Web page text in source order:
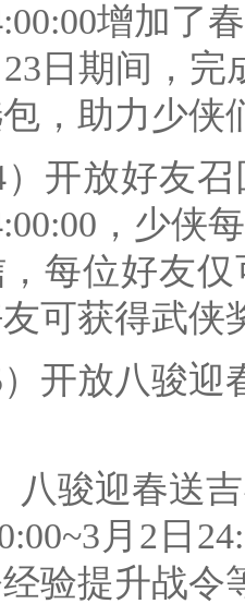
增加了
23日期间，
，助力少侠
放好友召
，少侠
每位好友
可获得武侠
放八骏迎
骏迎春送吉
月2日
验提升战令